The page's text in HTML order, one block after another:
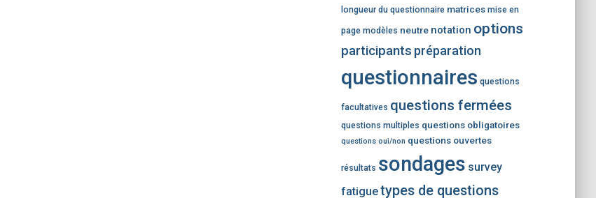
longueur du questionnaire matrices mise en
page modèles neutre notation options
participants préparation
questionnaires questions
facultatives questions fermées
questions multiples questions obligatoires
questions oui/non questions ouvertes
résultats sondages survey
fatiguetypes de questions